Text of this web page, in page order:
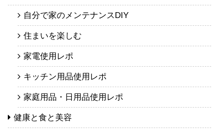
自分で家のメンテナンスDIY
住まいを楽しむ
家電使用レポ
キッチン用品使用レポ
家庭用品・日用品使用レポ
健康と食と美容